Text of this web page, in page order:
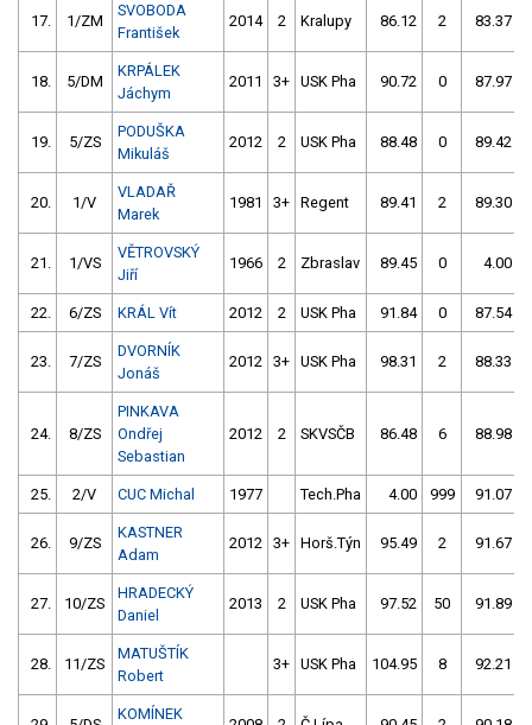
17. 1/ZM
SVOBODA
František
2014 2 Kralupy 86.12 2 83.37
18. 5/DM
KRPÁLEK
Jáchym
2011 3+ USK Pha 90.72 0 87.97
19. 5/ZS
PODUŠKA
Mikuláš
2012 2 USK Pha 88.48 0 89.42
20. 1/V
VLADAŘ
Marek
1981 3+ Regent 89.41 2 89.30
21. 1/VS
VĚTROVSKÝ
Jiří
1966 2 Zbraslav 89.45 0 4.00
22. 6/ZS KRÁL Vít 2012 2 USK Pha 91.84 0 87.54
23. 7/ZS
DVORNÍK
Jonáš
2012 3+ USK Pha 98.31 2 88.33
24. 8/ZS
PINKAVA
Ondřej
Sebastian
2012 2 SKVSČB 86.48 6 88.98
25. 2/V CUC Michal 1977 Tech.Pha 4.00 999 91.07
26. 9/ZS
KASTNER
Adam
2012 3+ Horš.Týn 95.49 2 91.67
27. 10/ZS
HRADECKÝ
Daniel
2013 2 USK Pha 97.52 50 91.89
28. 11/ZS
MATUŠTÍK
Robert
3+ USK Pha 104.95 8 92.21
KOMÍNEK